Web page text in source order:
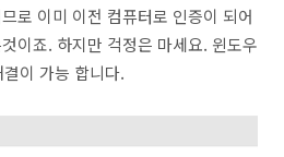
로 이미 이전 컴퓨터로 인증이 되어
이죠. 하지만 걱정은 마세요. 윈도우
이 가능 합니다.